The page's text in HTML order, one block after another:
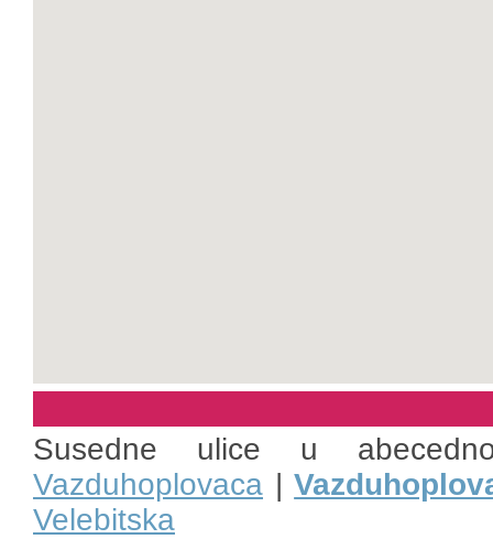
Susedne ulice u
Vazduhoplovaca |
Velebitska